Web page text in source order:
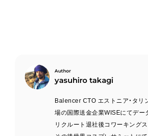
yasuhiro takagi
Balencer CTO エストニア・タリ
場の国際送金企業WISEにてデー
リクルート退社後コワーキングス